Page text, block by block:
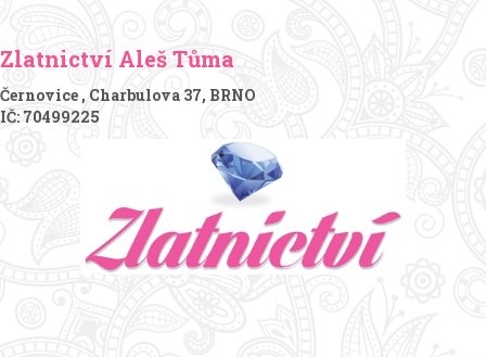
Zlatnictví Aleš Tůma
Černovice , Charbulova 37, BRNO
IČ: 70499225